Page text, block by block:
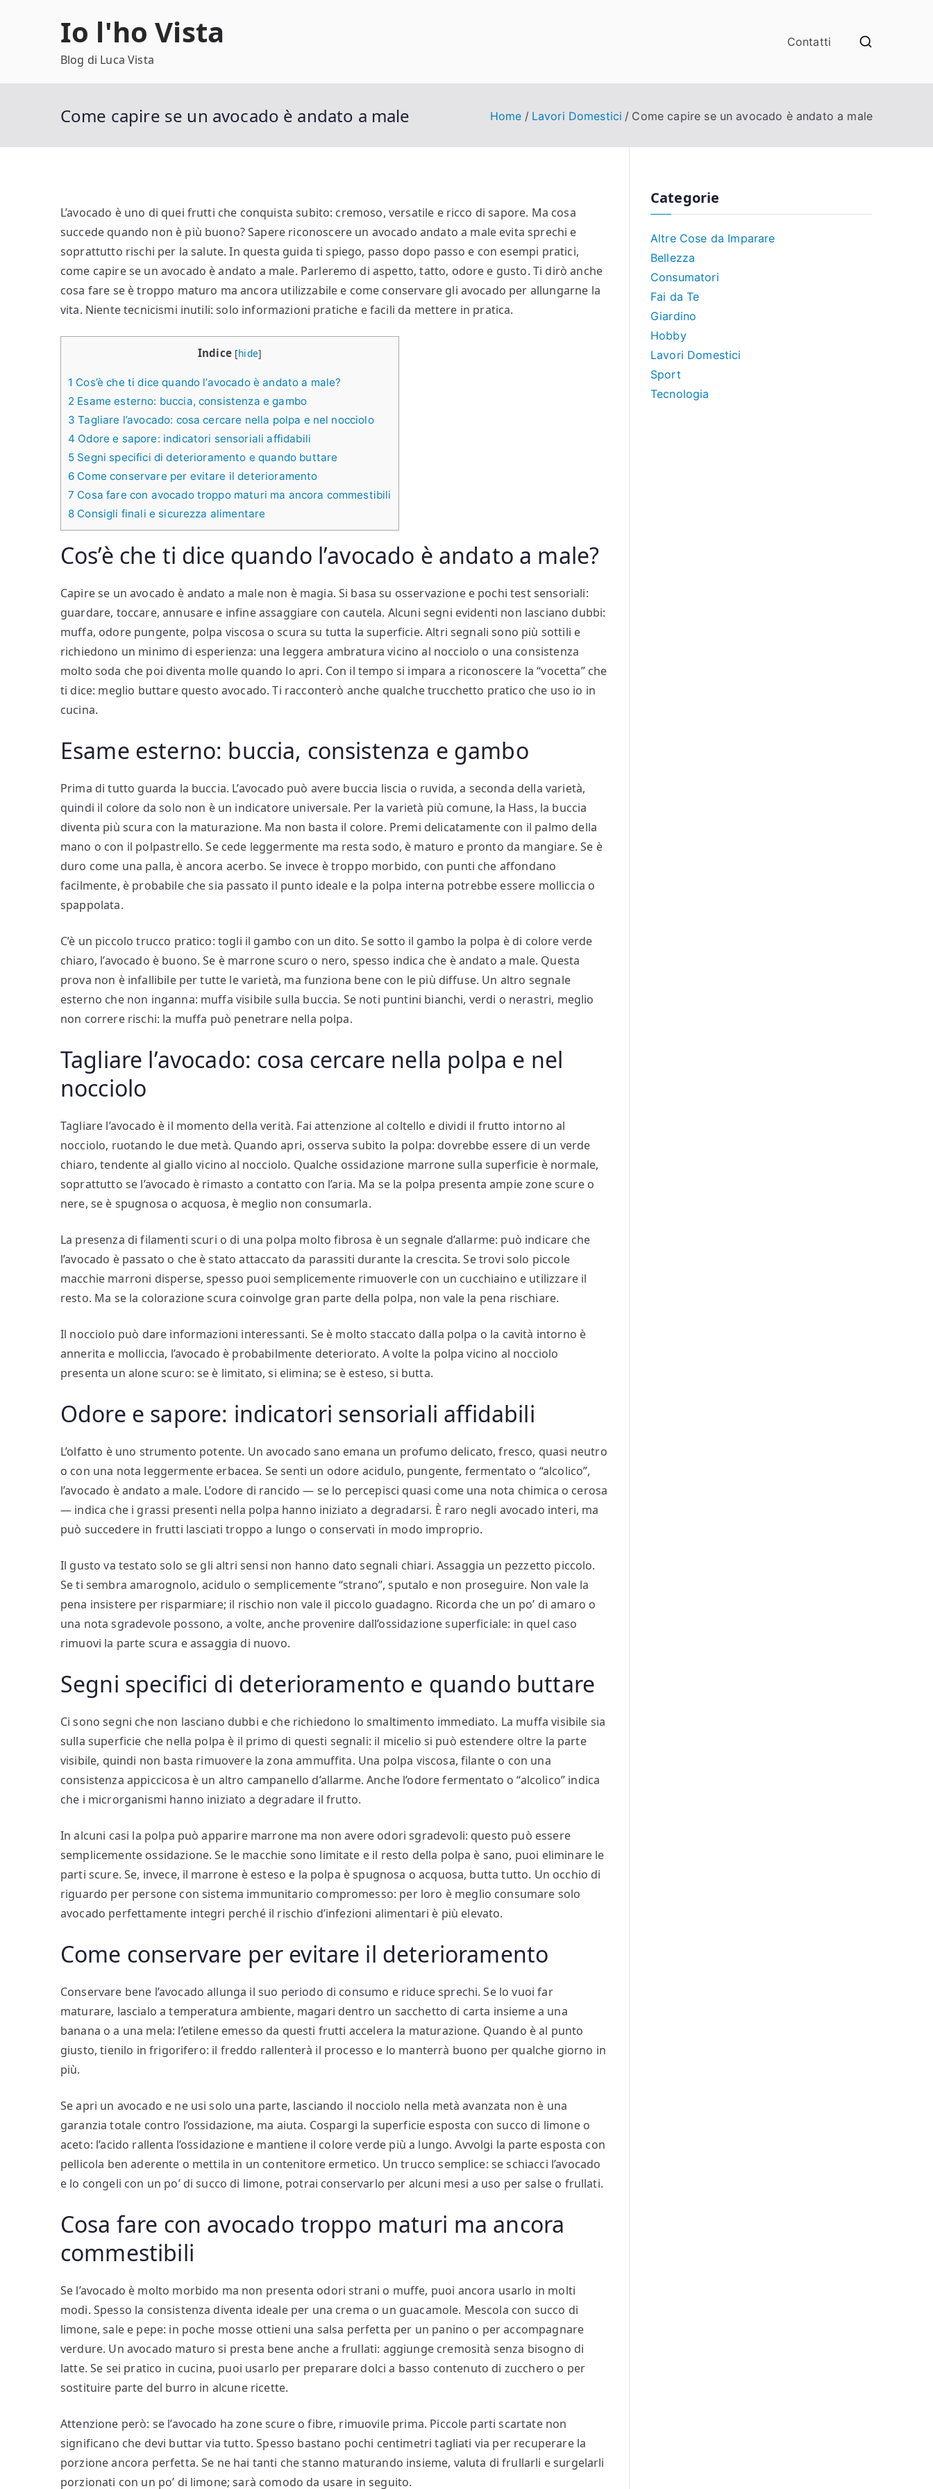
Io l'ho Vista
Blog di Luca Vista
Contatti
Come capire se un avocado è andato a male​​ Home Lavori Domestici Come capire se un avocado è andato a male​​
L’avocado è uno di quei frutti che conquista subito: cremoso, versatile e ricco di sapore. Ma cosa
succede quando non è più buono? Sapere riconoscere un avocado andato a male evita sprechi e
soprattutto rischi per la salute. In questa guida ti spiego, passo dopo passo e con esempi pratici,
come capire se un avocado è andato a male. Parleremo di aspetto, tatto, odore e gusto. Ti dirò anche
cosa fare se è troppo maturo ma ancora utilizzabile e come conservare gli avocado per allungarne la
vita. Niente tecnicismi inutili: solo informazioni pratiche e facili da mettere in pratica.
Indice [hide]
1 Cos’è che ti dice quando l’avocado è andato a male?
2 Esame esterno: buccia, consistenza e gambo
3 Tagliare l’avocado: cosa cercare nella polpa e nel nocciolo
4 Odore e sapore: indicatori sensoriali affidabili
5 Segni specifici di deterioramento e quando buttare
6 Come conservare per evitare il deterioramento
7 Cosa fare con avocado troppo maturi ma ancora commestibili
8 Consigli finali e sicurezza alimentare
Cos’è che ti dice quando l’avocado è andato a male?
Capire se un avocado è andato a male non è magia. Si basa su osservazione e pochi test sensoriali:
guardare, toccare, annusare e infine assaggiare con cautela. Alcuni segni evidenti non lasciano dubbi:
muffa, odore pungente, polpa viscosa o scura su tutta la superficie. Altri segnali sono più sottili e
richiedono un minimo di esperienza: una leggera ambratura vicino al nocciolo o una consistenza
molto soda che poi diventa molle quando lo apri. Con il tempo si impara a riconoscere la “vocetta” che
ti dice: meglio buttare questo avocado. Ti racconterò anche qualche trucchetto pratico che uso io in
cucina.
Esame esterno: buccia, consistenza e gambo
Prima di tutto guarda la buccia. L’avocado può avere buccia liscia o ruvida, a seconda della varietà,
quindi il colore da solo non è un indicatore universale. Per la varietà più comune, la Hass, la buccia
diventa più scura con la maturazione. Ma non basta il colore. Premi delicatamente con il palmo della
mano o con il polpastrello. Se cede leggermente ma resta sodo, è maturo e pronto da mangiare. Se è
duro come una palla, è ancora acerbo. Se invece è troppo morbido, con punti che affondano
facilmente, è probabile che sia passato il punto ideale e la polpa interna potrebbe essere molliccia o
spappolata.
C’è un piccolo trucco pratico: togli il gambo con un dito. Se sotto il gambo la polpa è di colore verde
chiaro, l’avocado è buono. Se è marrone scuro o nero, spesso indica che è andato a male. Questa
prova non è infallibile per tutte le varietà, ma funziona bene con le più diffuse. Un altro segnale
esterno che non inganna: muffa visibile sulla buccia. Se noti puntini bianchi, verdi o nerastri, meglio
non correre rischi: la muffa può penetrare nella polpa.
Tagliare l’avocado: cosa cercare nella polpa e nel
nocciolo
Tagliare l’avocado è il momento della verità. Fai attenzione al coltello e dividi il frutto intorno al
nocciolo, ruotando le due metà. Quando apri, osserva subito la polpa: dovrebbe essere di un verde
chiaro, tendente al giallo vicino al nocciolo. Qualche ossidazione marrone sulla superficie è normale,
soprattutto se l’avocado è rimasto a contatto con l’aria. Ma se la polpa presenta ampie zone scure o
nere, se è spugnosa o acquosa, è meglio non consumarla.
La presenza di filamenti scuri o di una polpa molto fibrosa è un segnale d’allarme: può indicare che
l’avocado è passato o che è stato attaccato da parassiti durante la crescita. Se trovi solo piccole
macchie marroni disperse, spesso puoi semplicemente rimuoverle con un cucchiaino e utilizzare il
resto. Ma se la colorazione scura coinvolge gran parte della polpa, non vale la pena rischiare.
Il nocciolo può dare informazioni interessanti. Se è molto staccato dalla polpa o la cavità intorno è
annerita e molliccia, l’avocado è probabilmente deteriorato. A volte la polpa vicino al nocciolo
presenta un alone scuro: se è limitato, si elimina; se è esteso, si butta.
Odore e sapore: indicatori sensoriali affidabili
L’olfatto è uno strumento potente. Un avocado sano emana un profumo delicato, fresco, quasi neutro
o con una nota leggermente erbacea. Se senti un odore acidulo, pungente, fermentato o “alcolico”,
l’avocado è andato a male. L’odore di rancido — se lo percepisci quasi come una nota chimica o cerosa
— indica che i grassi presenti nella polpa hanno iniziato a degradarsi. È raro negli avocado interi, ma
può succedere in frutti lasciati troppo a lungo o conservati in modo improprio.
Il gusto va testato solo se gli altri sensi non hanno dato segnali chiari. Assaggia un pezzetto piccolo.
Se ti sembra amarognolo, acidulo o semplicemente “strano”, sputalo e non proseguire. Non vale la
pena insistere per risparmiare; il rischio non vale il piccolo guadagno. Ricorda che un po’ di amaro o
una nota sgradevole possono, a volte, anche provenire dall’ossidazione superficiale: in quel caso
rimuovi la parte scura e assaggia di nuovo.
Segni specifici di deterioramento e quando buttare
Ci sono segni che non lasciano dubbi e che richiedono lo smaltimento immediato. La muffa visibile sia
sulla superficie che nella polpa è il primo di questi segnali: il micelio si può estendere oltre la parte
visibile, quindi non basta rimuovere la zona ammuffita. Una polpa viscosa, filante o con una
consistenza appiccicosa è un altro campanello d’allarme. Anche l’odore fermentato o “alcolico” indica
che i microrganismi hanno iniziato a degradare il frutto.
In alcuni casi la polpa può apparire marrone ma non avere odori sgradevoli: questo può essere
semplicemente ossidazione. Se le macchie sono limitate e il resto della polpa è sano, puoi eliminare le
parti scure. Se, invece, il marrone è esteso e la polpa è spugnosa o acquosa, butta tutto. Un occhio di
riguardo per persone con sistema immunitario compromesso: per loro è meglio consumare solo
avocado perfettamente integri perché il rischio d’infezioni alimentari è più elevato.
Come conservare per evitare il deterioramento
Conservare bene l’avocado allunga il suo periodo di consumo e riduce sprechi. Se lo vuoi far
maturare, lascialo a temperatura ambiente, magari dentro un sacchetto di carta insieme a una
banana o a una mela: l’etilene emesso da questi frutti accelera la maturazione. Quando è al punto
giusto, tienilo in frigorifero: il freddo rallenterà il processo e lo manterrà buono per qualche giorno in
più.
Se apri un avocado e ne usi solo una parte, lasciando il nocciolo nella metà avanzata non è una
garanzia totale contro l’ossidazione, ma aiuta. Cospargi la superficie esposta con succo di limone o
aceto: l’acido rallenta l’ossidazione e mantiene il colore verde più a lungo. Avvolgi la parte esposta con
pellicola ben aderente o mettila in un contenitore ermetico. Un trucco semplice: se schiacci l’avocado
e lo congeli con un po’ di succo di limone, potrai conservarlo per alcuni mesi a uso per salse o frullati.
Cosa fare con avocado troppo maturi ma ancora
commestibili
Se l’avocado è molto morbido ma non presenta odori strani o muffe, puoi ancora usarlo in molti
modi. Spesso la consistenza diventa ideale per una crema o un guacamole. Mescola con succo di
limone, sale e pepe: in poche mosse ottieni una salsa perfetta per un panino o per accompagnare
verdure. Un avocado maturo si presta bene anche a frullati: aggiunge cremosità senza bisogno di
latte. Se sei pratico in cucina, puoi usarlo per preparare dolci a basso contenuto di zucchero o per
sostituire parte del burro in alcune ricette.
Attenzione però: se l’avocado ha zone scure o fibre, rimuovile prima. Piccole parti scartate non
significano che devi buttar via tutto. Spesso bastano pochi centimetri tagliati via per recuperare la
porzione ancora perfetta. Se ne hai tanti che stanno maturando insieme, valuta di frullarli e surgelarli
porzionati con un po’ di limone; sarà comodo da usare in seguito.
Categorie
Altre Cose da Imparare
Bellezza
Consumatori
Fai da Te
Giardino
Hobby
Lavori Domestici
Sport
Tecnologia